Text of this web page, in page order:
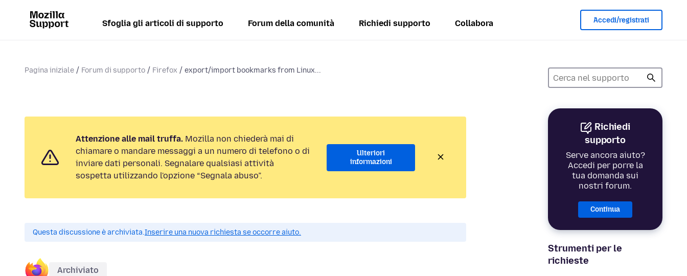
Sfoglia gli articoli di supporto Forum della comunità Richiedi supporto Collabora Accedi/registrati
Pagina iniziale Forum di supporto Firefox export/import bookmarks from Linux...
Richiedi
supporto
Serve ancora aiuto?
Accedi per porre la
tua domanda sui
nostri forum.
Continua
Strumenti per le
richieste
Attenzione alle mail truffa. Mozilla non chiederà mai di
chiamare o mandare messaggi a un numero di telefono o di
inviare dati personali. Segnalare qualsiasi attività
sospetta utilizzando l'opzione “Segnala abuso”.
Ulteriori
informazioni
Questa discussione è archiviata.Inserire una nuova richiesta se occorre aiuto.
Archiviato